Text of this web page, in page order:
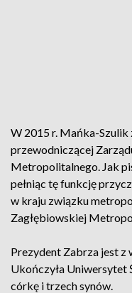
W 2015 r. Mańka-Szulik
przewodniczącej
Metropolitalnego. Jak
pełniąc tę funkcję
w kraju związku
Zagłębiowskiej
Prezydent Zabrza jest z
Ukończyła Uniwersytet
córkę i trzech synów.